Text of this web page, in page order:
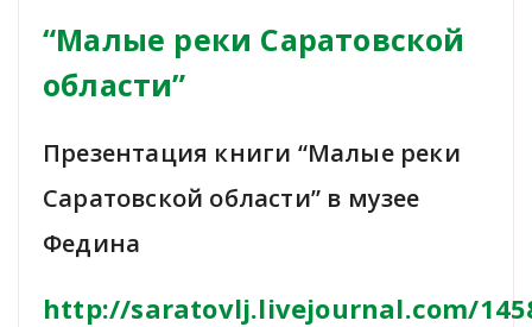
“Малые реки Саратовской
области”
Презентация книги “Малые реки
Саратовской области” в музее
Федина
http://saratovlj.livejournal.com/